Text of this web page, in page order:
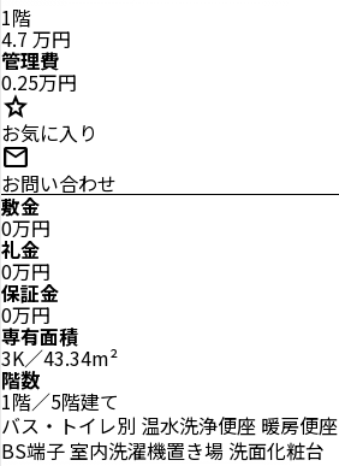
1階
4.7 万円
管理費
0.25万円
star
お気に入り
mail
お問い合わせ
敷金
0万円
礼金
0万円
保証金
0万円
専有面積
3K／43.34m²
階数
1階／5階建て
バス・トイレ別 温水洗浄便座 暖房便座
BS端子室内洗濯機置き場 洗面化粧台